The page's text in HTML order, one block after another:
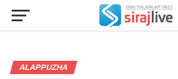
ALAPPUZHA